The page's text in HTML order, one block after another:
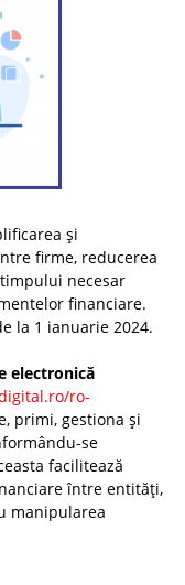
și
firme, reducerea
necesar
financiare.
la 1 ianuarie 2024.
electronică
ro-
primi, gestiona și
se
facilitează
între entități,
manipularea